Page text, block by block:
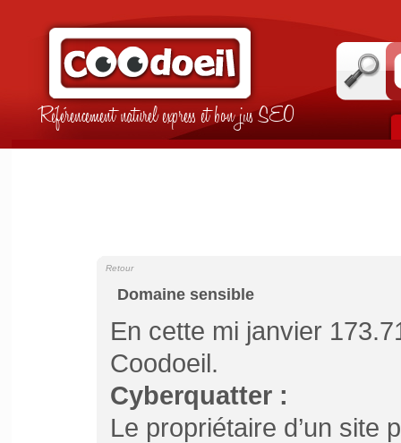
Référencement naturel express et bon jus SEO
Domaine sensible
Retour
En cette mi janvier
Coodoeil.
Cyberquatter :
Le propriétaire d’un site